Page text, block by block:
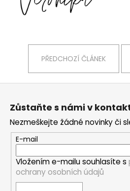
PŘEDCHOZÍ ČLÁNEK
Z
Zůstaňte s námi v
Nezmeškejte žádné novinky či
E-mail
Vložením e-mailu souhlasíte s
ochrany osobních údajů